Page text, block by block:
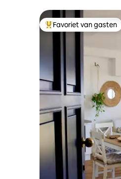
Topfavoriet van gasten
Favoriet van gasten